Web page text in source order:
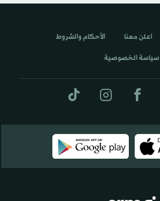
اعلن معنا الأحكام والشروط
سياسة الخصوصية